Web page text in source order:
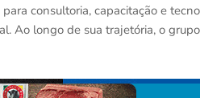
consultoria, capacitação e
Ao longo de sua trajetória, o